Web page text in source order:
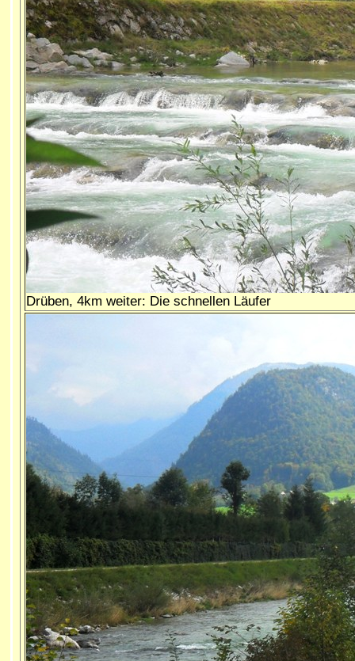
Drüben, 4km weiter: Die schnellen Läufer